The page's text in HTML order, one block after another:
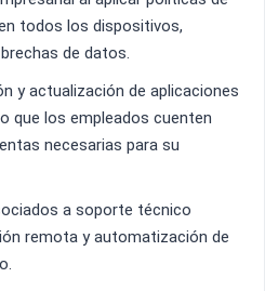
todos los dispositivos,
de datos.
y actualización de aplicaciones
que los empleados cuenten
necesarias para su
a soporte técnico
remota y automatización de